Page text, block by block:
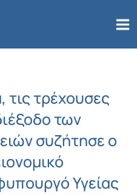
τρέχουσες
των
συζήτησε ο
Υγείας